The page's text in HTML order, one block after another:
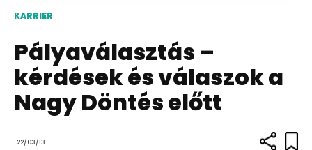
KARRIER
Pályaválasztás –
kérdések és válaszok a
Nagy Döntés előtt
22/03/13